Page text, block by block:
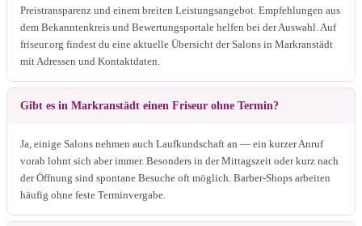
Preistransparenz und einem breiten Leistungsangebot. Empfehlungen aus
dem Bekanntenkreis und Bewertungsportale helfen bei der Auswahl. Auf
friseur.org findest du eine aktuelle Übersicht der Salons in Markranstädt
mit Adressen und Kontaktdaten.
Gibt es in Markranstädt einen Friseur ohne Termin?
Ja, einige Salons nehmen auch Laufkundschaft an — ein kurzer Anruf
vorab lohnt sich aber immer. Besonders in der Mittagszeit oder kurz nach
der Öffnung sind spontane Besuche oft möglich. Barber-Shops arbeiten
häufig ohne feste Terminvergabe.